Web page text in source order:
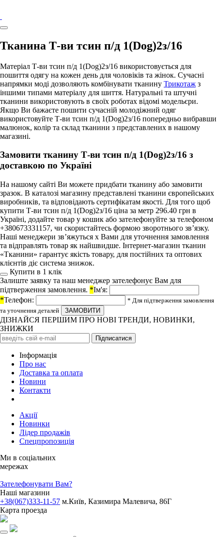
Тканина Т-ви тсин п/д 1(Dog)2з/16
Матеріал Т-ви тсин п/д 1(Dog)2з/16 використовується для
пошиття одягу на кожен день для чоловіків та жінок. Сучасні
напрямки моді дозволяють комбінувати тканину Трикотаж з
іншими типами матеріалу для шиття. Натуральні та штучні
тканини використовують в своїх роботах відомі модельєри.
Якщо Ви бажаєте пошити сучасній молодіжний одяг
використовуйте Т-ви тсин п/д 1(Dog)2з/16 попередньо вибравши
малюнок, колір та склад тканини з представлених в нашому
магазині.
Замовити тканину Т-ви тсин п/д 1(Dog)2з/16 з
доставкою по Україні
На нашому сайті Ви можете придбати тканину або замовити
зразок. В каталозі магазину представлені тканини європейських
виробників, та відповідають сертифікатам якості. Для того щоб
купити Т-ви тсин п/д 1(Dog)2з/16 ціна за метр 296.40 грн в
Україні, додайте товар у кошик або зателефонуйте за телефоном
+380673331157, чи скористайтесь формою зворотнього зв’язку.
Наші менеджери зв’яжуться х Вами для уточнення замовлення
та відправлять товар як найшвидше. Інтернет-магазин тканин
«Тканини» гарантує якість товару, для постійних та оптових
клієнтів діє система знижок.
Купити в 1 клiк
Залиште заявку та наш менеджер зателефонує Вам для
підтверження замовлення. *Ім'я:
*Телефон:
* Для підтверження замовлення
та уточнення деталей
ДІЗНАЙСЯ ПЕРШИМ ПРО НОВІ ТРЕНДИ, НОВИНКИ,
ЗНИЖКИ
Iнформація
Про нас
Доставка та оплата
Новини
Контакти
Акції
Новинки
Лідер продажів
Спецпропозиція
Ми в соціальних
мережах
Зателефонувати Вам?
Наші магазини
+38(067)333-11-57 м.Київ, Казимира Малевича, 86Г
Карта проезда